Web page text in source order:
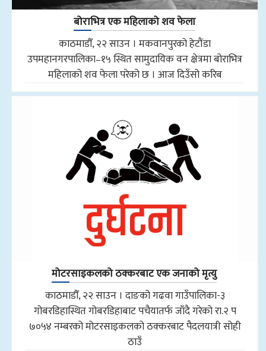
बोराभित्र एक महिलाको शव फेला
काठमाडौँ, २२ साउन । मकवानपुरको हेटौंडा
उपमहानगरपालिका–१५ स्थित सामुदायिक वन क्षेत्रमा बोराभित्र
महिलाको शव फेला परेको छ । आज दिउँसो करिब
मोटरसाइकलको ठक्करबाट एक जनाको मृत्यु
काठमाडौँ, २२ साउन । दाङको गढवा गाउँपालिका-३
गोबरडिहास्थित गोबरडिहाबाट पचैयातर्फ जाँदै गरेको रा.२ प
७०५४ नम्बरको मोटरसाइकलको ठक्करबाट पैदलयात्री सोही
ठाउँ